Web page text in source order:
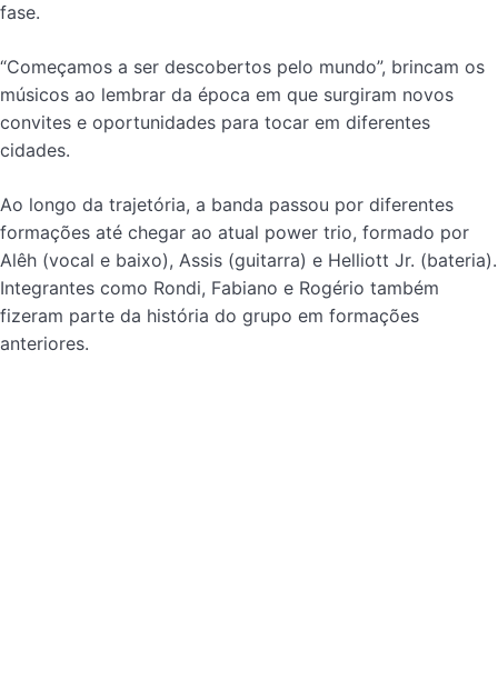
fase.
“Começamos a ser descobertos pelo mundo”, brincam os
músicos ao lembrar da época em que surgiram novos
convites e oportunidades para tocar em diferentes
cidades.
Ao longo da trajetória, a banda passou por diferentes
formações até chegar ao atual power trio, formado por
Alêh (vocal e baixo), Assis (guitarra) e Helliott Jr. (bateria).
Integrantes como Rondi, Fabiano e Rogério também
fizeram parte da história do grupo em formações
anteriores.